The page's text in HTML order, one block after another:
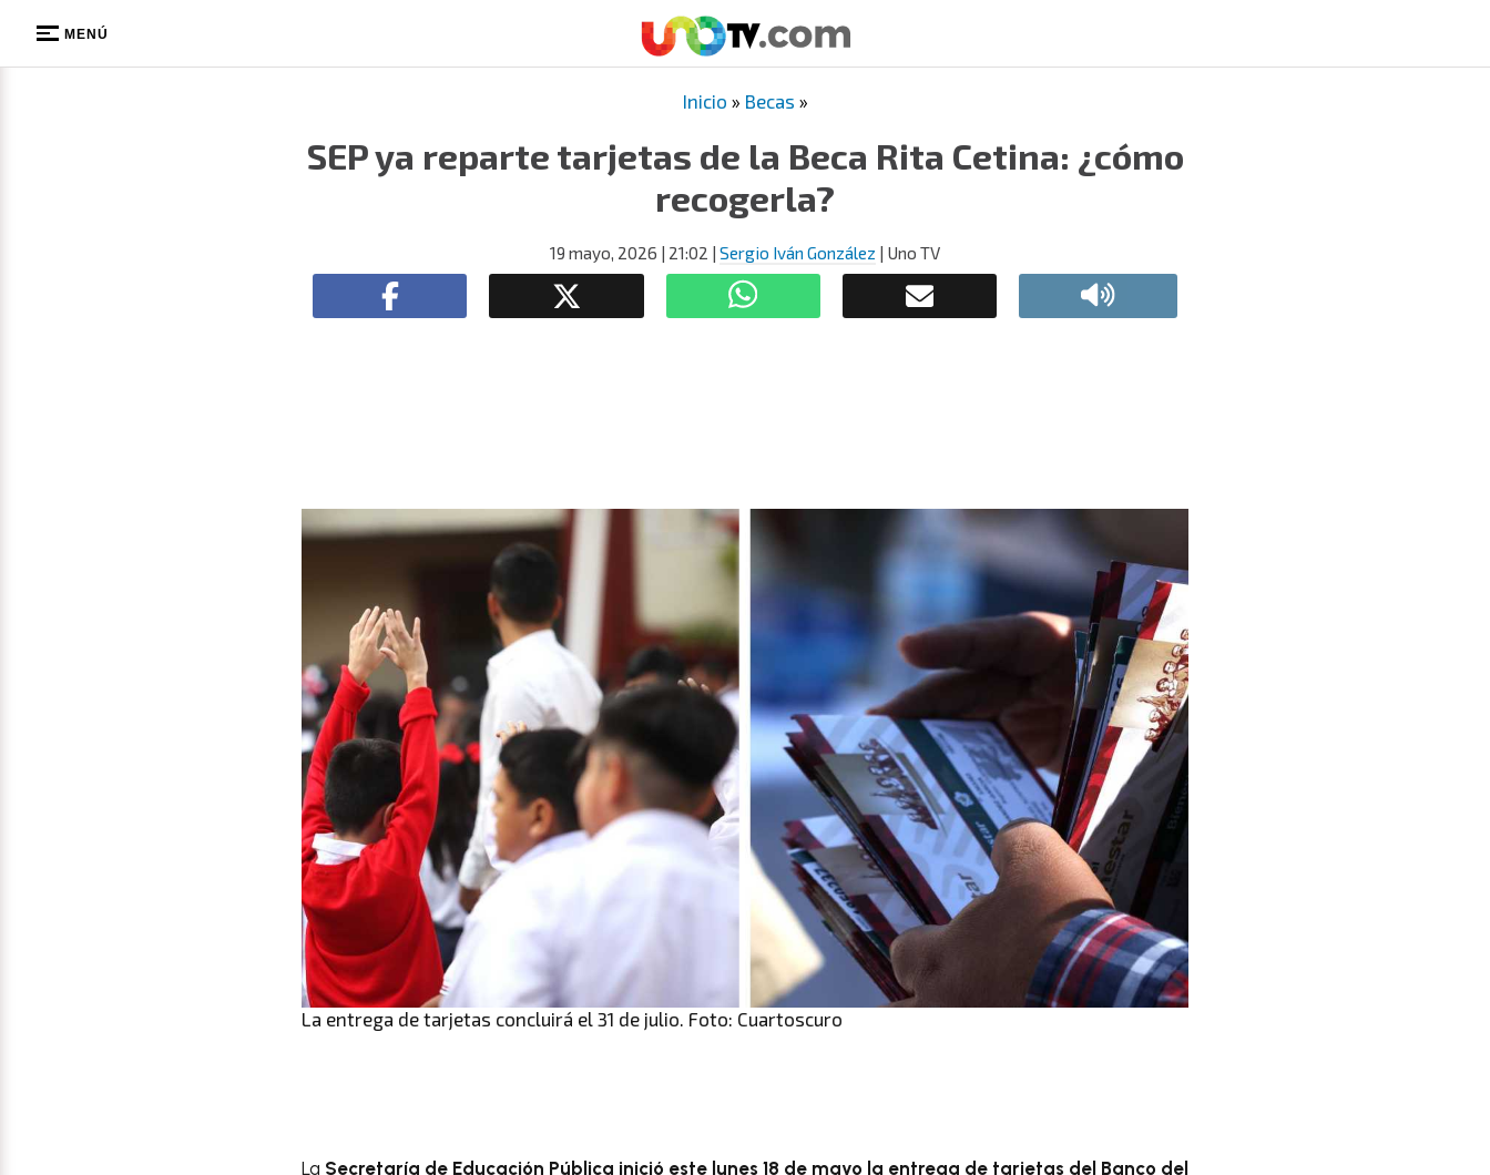
MENÚ
Inicio » Becas »
SEP ya reparte tarjetas de la Beca Rita Cetina: ¿cómo
recogerla?
19 mayo, 2026 | 21:02 | Sergio Iván González | Uno TV
La entrega de tarjetas concluirá el 31 de julio. Foto: Cuartoscuro
La Secretaría de Educación Pública inició este lunes 18 de mayo la entrega de tarjetas del Banco del